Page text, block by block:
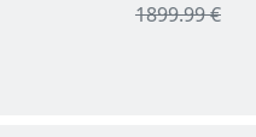
1899.99 €